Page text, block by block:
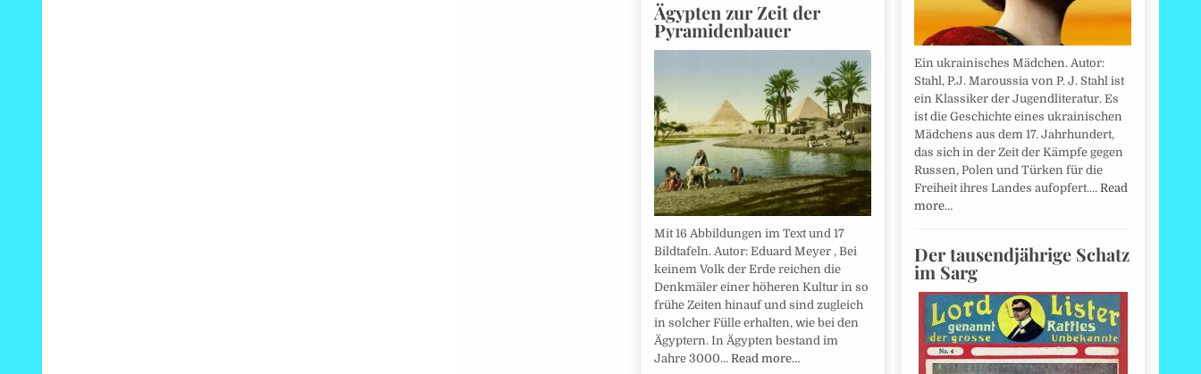
Ägypten zur Zeit der
Pyramidenbauer
Mit 16 Abbildungen im Text und 17
Bildtafeln. Autor: Eduard Meyer , Bei
keinem Volk der Erde reichen die
Denkmäler einer höheren Kultur in so
frühe Zeiten hinauf und sind zugleich
in solcher Fülle erhalten, wie bei den
Ägyptern. In Ägypten bestand im
Jahre 3000… Read more…
Ein ukrainisches Mädchen. Autor:
Stahl, P.J. Maroussia von P. J. Stahl ist
ein Klassiker der Jugendliteratur. Es
ist die Geschichte eines ukrainischen
Mädchens aus dem 17. Jahrhundert,
das sich in der Zeit der Kämpfe gegen
Russen, Polen und Türken für die
Freiheit ihres Landes aufopfert.… Read
more…
Der tausendjährige Schatz
im Sarg